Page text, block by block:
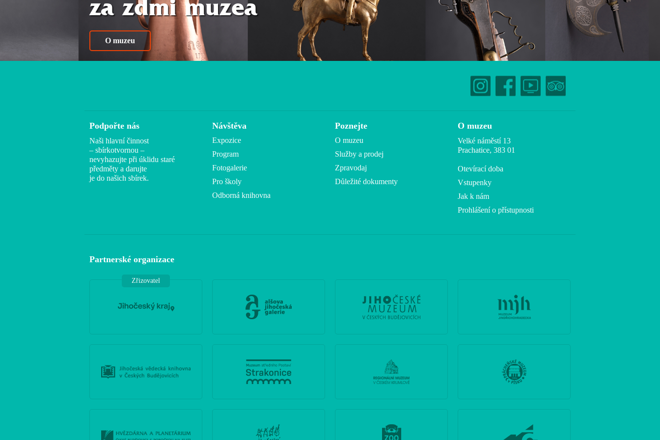
za zdmi muzea
O muzeu
Podpořte nás
Naši hlavní činnost
– sbírkotvornou –
nevyhazujte při úklidu staré
předměty a darujte
je do našich sbírek.
Návštěva
Expozice
Program
Fotogalerie
Pro školy
Odborná knihovna
Poznejte
O muzeu
Služby a prodej
Zpravodaj
Důležité dokumenty
O muzeu
Velké náměstí 13
Prachatice, 383 01
Otevírací doba
Vstupenky
Jak k nám
Prohlášení o přístupnosti
Partnerské organizace
Zřizovatel